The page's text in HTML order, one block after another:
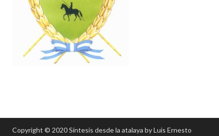
Copyright © 2020 Síntesis desde la atalaya by Luis Ernesto